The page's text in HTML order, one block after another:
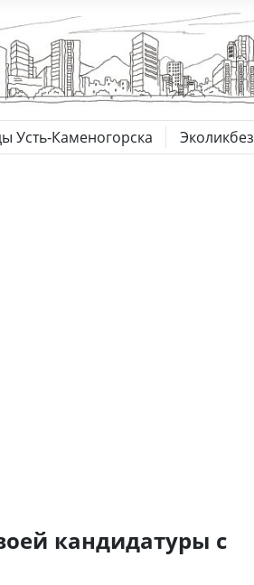
Усть-Каменогорска Эколикбез
кандидатуры с